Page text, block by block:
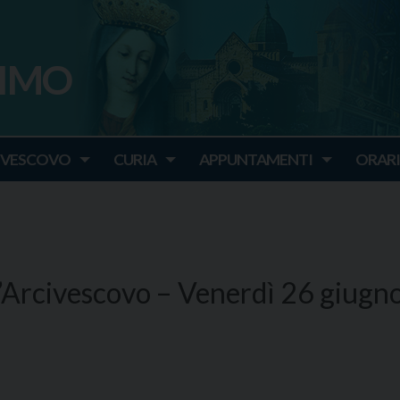
CURIA APPUNTAMENTI
– Venerdì 26